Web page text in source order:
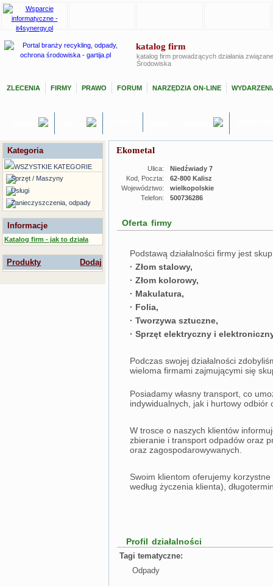
katalog firm
katalog firm prowadzących działania
Środowiska
ZLECENIA FIRMY PRAWO FORUM NARZĘDZIA ON-LINE
Kategoria
WSZYSTKIE KATEGORIE
Sprzęt / Maszyny
Usługi
Zanieczyszczenia, odpady
Informacje
Katalog firm - jak to działa
Produkty Dodaj
Ekometal
Ulica:
Niedźwiady 7
Kod, Poczta:
62-800 Kalisz
Województwo:
wielkopolskie
Telefon:
500736286
Oferta firmy
Podstawą działalności firmy jest
· Złom stalowy,
· Złom kolorowy,
· Makulatura,
· Folia,
· Tworzywa sztuczne,
· Sprzęt elektryczny i
Podczas swojej działalności
wieloma firmami zajmującymi się
Posiadamy własny transport, co
indywidualnych, jak i hurtowy
W trosce o naszych klientów
zbieranie i transport odpadów oraz
oraz zagospodarowywanych.
Swoim klientom oferujemy
według życzenia klienta),
Profil działalności
Tagi tematyczne:
Odpady